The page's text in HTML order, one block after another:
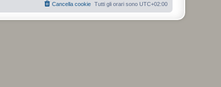
Tutti gli orari sono UTC+02:00
Cancella cookie